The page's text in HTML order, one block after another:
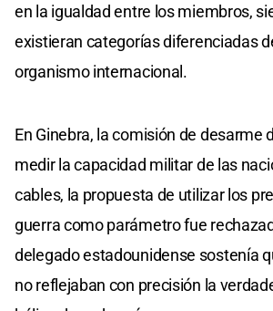
en la igualdad entre los miembros,
existieran categorías diferenciadas
organismo internacional.
En Ginebra, la comisión de desarme
medir la capacidad militar de las
cables, la propuesta de utilizar los
guerra como parámetro fue
delegado estadounidense sostenía
no reflejaban con precisión la